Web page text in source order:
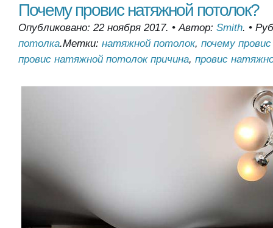
Почему провис натяжной потолок?
Опубликовано: 22 ноября 2017. •Автор: Smith. •
потолка.Метки: натяжной потолок, почему
провис натяжной потолок причина, провис